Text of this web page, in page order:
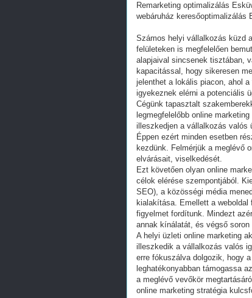
Remarketing optimalizálás
webáruház
Számos helyi vállalkozás küzd
felületeken is megfelelően
alapjaival sincsenek tisztában,
kapacitással, hogy sikeresen
jelenthet a lokális piacon, ahol
igyekeznek elérni a potenciális
Cégünk tapasztalt
legmegfelelőbb online
illeszkedjen a vállalkozás valós
Éppen ezért minden esetben
kezdünk. Felmérjük a meglévő
elvárásait, viselkedését.
Ezt követően olyan online
célok elérése szempontjából.
SEO), a közösségi média
kialakítása. Emellett a
figyelmet fordítunk. Mindezt
annak kínálatát, és végső
A helyi üzleti online marketing
illeszkedik a vállalkozás valós
erre fókuszálva dolgozik, hogy
leghatékonyabban támogassa
a meglévő vevőkör
online marketing stratégia